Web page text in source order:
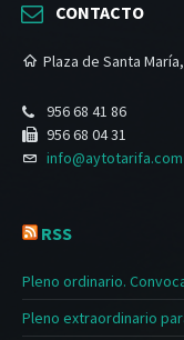
CONTACTO
Plaza de Santa
956 68 41 86
956 68 04 31
info@aytotarifa.com
RSS
Pleno ordinario.
Pleno extraordinario